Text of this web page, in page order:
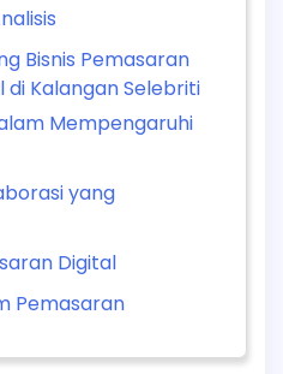
Bisnis Pemasaran
di Kalangan Selebriti
Mempengaruhi
yang
Digital
Pemasaran